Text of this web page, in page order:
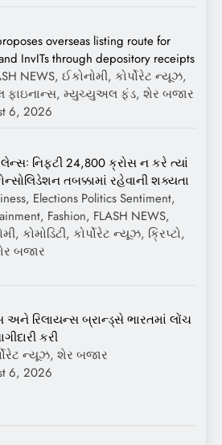
overseas listing route for
and InvITs through depository receipts
NEWS, ઈકોનોમી, કોર્પોરેટ ન્યૂઝ,
ફાઇનાન્સ, મ્યુચ્યુઅલ ફંડ, શેર બજાર
6, 2026
લેન્સઃ નિફ્ટી 24,800 ક્રોસ ન કરે ત્યાં
તબક્કામાં રહેવાની શક્યતા
Elections Politics Sentiment,
Fashion, FLASH NEWS,
કોમોડિટી, કોર્પોરેટ ન્યૂઝ, ક્રિપ્ટો,
બજાર
અને રિલાયન્સ બ્રાન્ડ્સે ભારતમાં લોંચ
કરી
ન્યૂઝ, શેર બજાર
6, 2026